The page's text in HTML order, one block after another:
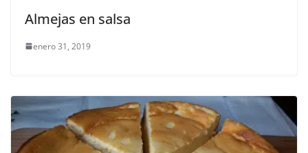
Almejas en salsa
enero 31, 2019